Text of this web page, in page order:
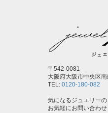
〒542-0081
大阪府大阪市中央区
TEL: 0120-180-082
気になるジュエリーの
お気軽にお問い合わせ